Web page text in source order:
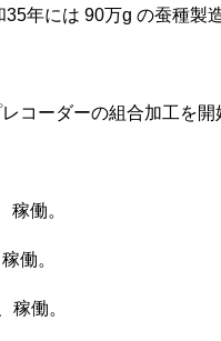
年には 90万g の蚕種製
コーダーの組合加工を開
稼働。
働。
稼働。